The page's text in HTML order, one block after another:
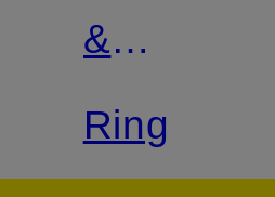
&
GLORY
Ring